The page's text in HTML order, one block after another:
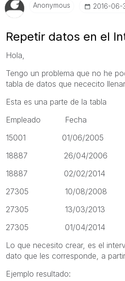
Anonymous ‎2016-06-
Repetir datos en el
Hola,
Tengo un problema que no he
tabla de datos que nececito
Esta es una parte de la tabla
Empleado Fecha
15001 01/06/2005
18887 26/04/2006
18887 02/02/2014
27305 10/08/2008
27305 13/03/2013
27305 01/04/2014
Lo que necesito crear, es el
dato que les corresponde, a
Ejemplo resultado: